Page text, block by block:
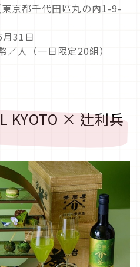
京都千代田區丸の內1-9-
31日
人（一日限定20組）
KYOTO × 辻利兵